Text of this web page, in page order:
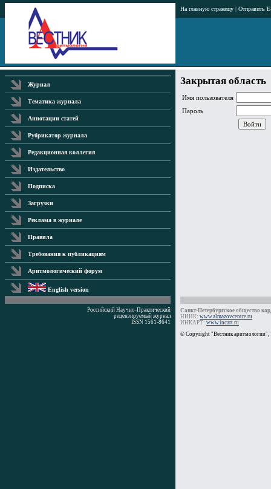
На главную страницу | Отправить
Журнал
Тематика журнала
Аннотации статей
Рубрикатор журнала
Редакционная коллегия
Издательство
Подписка
Загрузки
Реклама в журнале
Правила
Требования к публикациям
Аритмологический форум
English version
Закрытая область
Имя пользователя
Пароль
Российский Научно-Практический
рецензируемый журнал
ISSN 1561-8641
Санкт-Петербургское общество
НИИК: www.almazovcentre.ru
ИНКАРТ: www.incart.ru
© Copyright "Вестник аритмологии",